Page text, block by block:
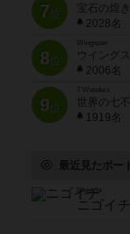
7位
宝石の煌き
2028名
8位
Wingspan
ウイング
2006名
9位
7 Wonders
世界の七
1919名
最近見たボー
Nigoichi
ニゴイチ